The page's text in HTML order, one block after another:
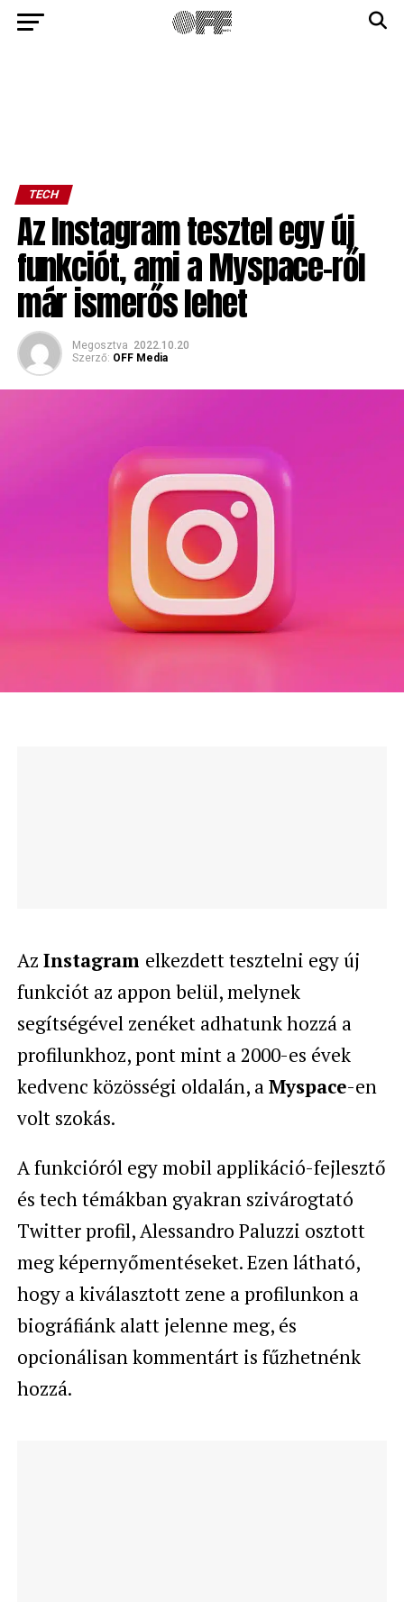
TECH
Az Instagram tesztel egy új
funkciót, ami a Myspace-ről
már ismerős lehet
Megosztva 2022.10.20
Szerző: OFF Media
Az Instagram elkezdett tesztelni egy új
funkciót az appon belül, melynek
segítségével zenéket adhatunk hozzá a
profilunkhoz, pont mint a 2000-es évek
kedvenc közösségi oldalán, aMyspace-en
volt szokás.
A funkcióról egy mobil applikáció-fejlesztő
és tech témákban gyakran szivárogtató
Twitter profil, Alessandro Paluzzi osztott
meg képernyőmentéseket. Ezen látható,
hogy a kiválasztott zene a profilunkon a
biográfiánk alatt jelenne meg, és
opcionálisan kommentárt is fűzhetnénk
hozzá.